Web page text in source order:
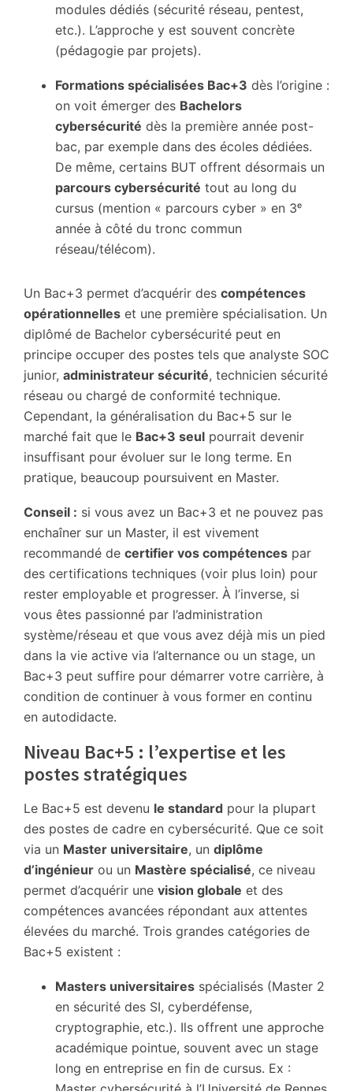
modules dédiés (sécurité réseau, pentest,
etc.). L’approche y est souvent concrète
(pédagogie par projets).
Formations spécialisées Bac+3 dès l’origine :
on voit émerger des Bachelors
cybersécurité dès la première année post-
bac, par exemple dans des écoles dédiées.
De même, certains BUT offrent désormais un
parcours cybersécurité tout au long du
cursus (mention « parcours cyber » en 3ᵉ
année à côté du tronc commun
réseau/télécom).
Un Bac+3 permet d’acquérir des compétences
opérationnelles et une première spécialisation. Un
diplômé de Bachelor cybersécurité peut en
principe occuper des postes tels que analyste SOC
junior, administrateur sécurité, technicien sécurité
réseau ou chargé de conformité technique.
Cependant, la généralisation du Bac+5 sur le
marché fait que le Bac+3 seul pourrait devenir
insuffisant pour évoluer sur le long terme. En
pratique, beaucoup poursuivent en Master.
Conseil : si vous avez un Bac+3 et ne pouvez pas
enchaîner sur un Master, il est vivement
recommandé de certifier vos compétences par
des certifications techniques (voir plus loin) pour
rester employable et progresser. À l’inverse, si
vous êtes passionné par l’administration
système/réseau et que vous avez déjà mis un pied
dans la vie active via l’alternance ou un stage, un
Bac+3 peut suffire pour démarrer votre carrière, à
condition de continuer à vous former en continu
en autodidacte.
Niveau Bac+5 : l’expertise et les
postes stratégiques
Le Bac+5 est devenu le standard pour la plupart
des postes de cadre en cybersécurité. Que ce soit
via un Master universitaire, un diplôme
d’ingénieur ou un Mastère spécialisé, ce niveau
permet d’acquérir une vision globale et des
compétences avancées répondant aux attentes
élevées du marché. Trois grandes catégories de
Bac+5 existent :
Masters universitaires spécialisés (Master 2
en sécurité des SI, cyberdéfense,
cryptographie, etc.). Ils offrent une approche
académique pointue, souvent avec un stage
long en entreprise en fin de cursus. Ex :